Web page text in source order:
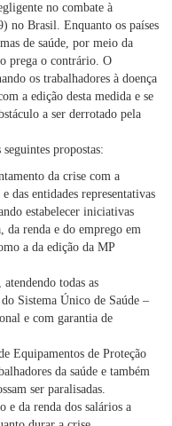
no combate à
no Brasil. Enquanto os países
de saúde, por meio da
prega o contrário. O
os trabalhadores à doença
a edição desta medida e se
a ser derrotado pela
propostas:
da crise com a
das entidades representativas
estabelecer iniciativas
da renda e do emprego em
a da edição da MP
todas as
Sistema Único de Saúde –
e com garantia de
Equipamentos de Proteção
da saúde e também
ser paralisadas.
e da renda dos salários a